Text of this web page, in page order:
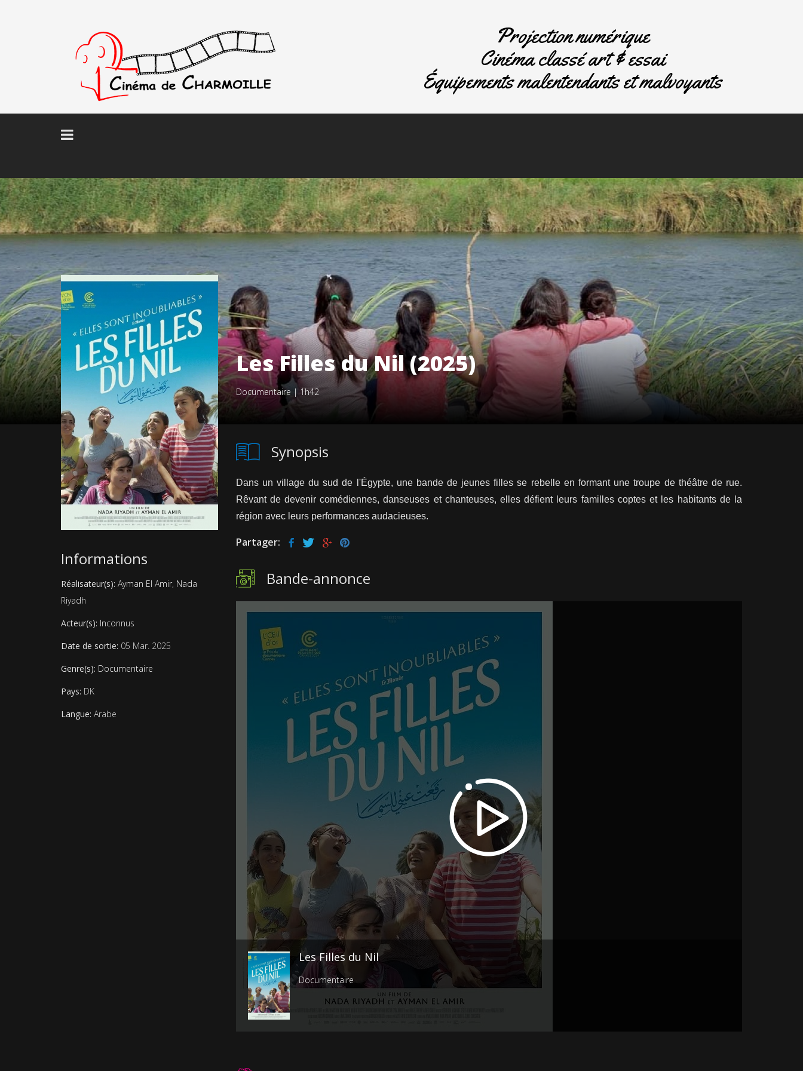
Projection numérique
Cinéma classé art & essai
Équipements malentendants et malvoyants
Les Filles du Nil (2025)
Documentaire | 1h42
Informations
Réalisateur(s): Ayman El Amir, Nada
Riyadh
Acteur(s): Inconnus
Date de sortie: 05 Mar. 2025
Genre(s): Documentaire
Pays: DK
Langue: Arabe
Synopsis
Dans un village du sud de l'Égypte, une bande de jeunes filles se rebelle en formant une troupe de théâtre de rue.
Rêvant de devenir comédiennes, danseuses et chanteuses, elles défient leurs familles coptes et les habitants de la
région avec leurs performances audacieuses.
Partager:
Bande-annonce
Les Filles du Nil
Documentaire